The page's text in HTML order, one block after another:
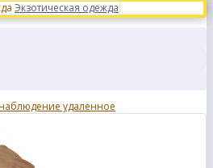
Экзотическая одежда